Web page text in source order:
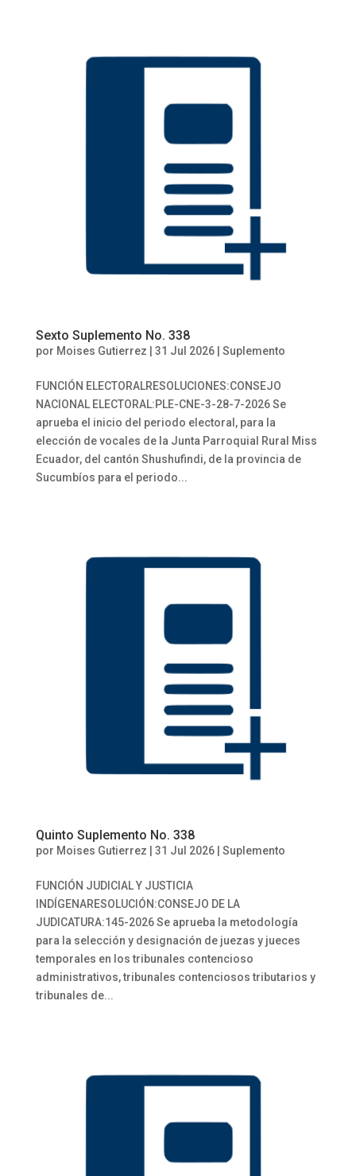
Sexto Suplemento No. 338
por Moises Gutierrez 31 Jul 2026| Suplemento
FUNCIÓN ELECTORALRESOLUCIONES:CONSEJO
NACIONAL ELECTORAL:PLE-CNE-3-28-7-2026 Se
aprueba el inicio del periodo electoral, para la
elección de vocales de la Junta Parroquial Rural Miss
Ecuador, del cantón Shushufindi, de la provincia de
Sucumbíos para el periodo...
Quinto Suplemento No. 338
por Moises Gutierrez 31 Jul 2026| Suplemento
FUNCIÓN JUDICIAL Y JUSTICIA
INDÍGENARESOLUCIÓN:CONSEJO DE LA
JUDICATURA:145-2026 Se aprueba la metodología
para la selección y designación de juezas y jueces
temporales en los tribunales contencioso
administrativos, tribunales contenciosos tributarios y
tribunales de...